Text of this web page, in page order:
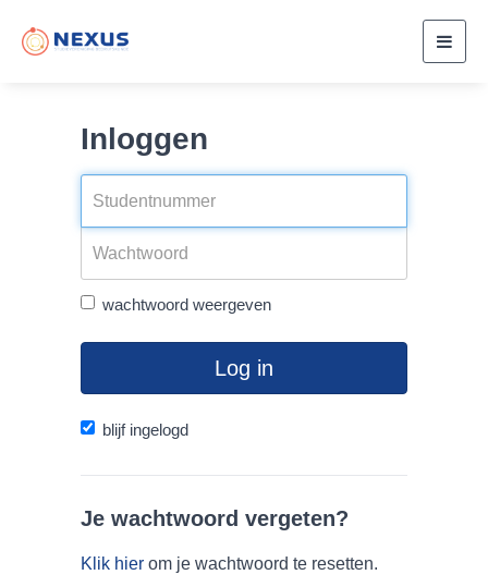
Inloggen
wachtwoord weergeven
Log in
blijf ingelogd
Je wachtwoord vergeten?
Klik hier om je wachtwoord te resetten.